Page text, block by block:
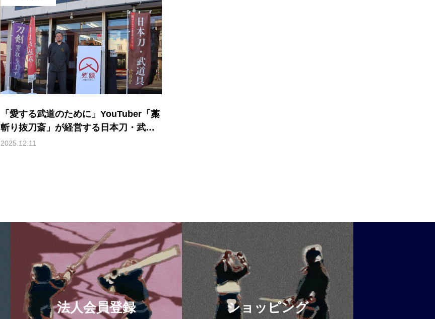
「愛する武道のために」YouTuber「藁
斬り抜刀斎」が経営する日本刀・武道
具店を訪ねる（池田憲人/合同会社武修
2025.12.11
法人会員登録 ショッピング